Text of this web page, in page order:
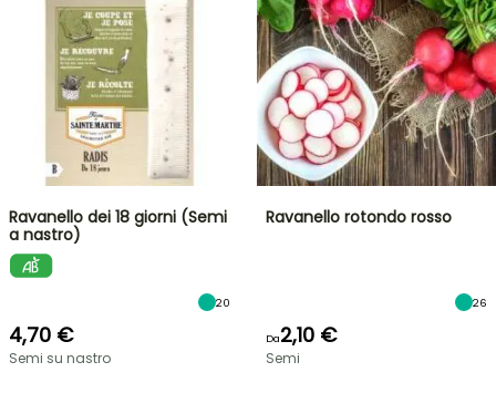
Ravanello dei 18 giorni (Semi
a nastro)
20
4,70 €
Semi su nastro
Ravanello rotondo rosso
26
Da2,10 €
Semi